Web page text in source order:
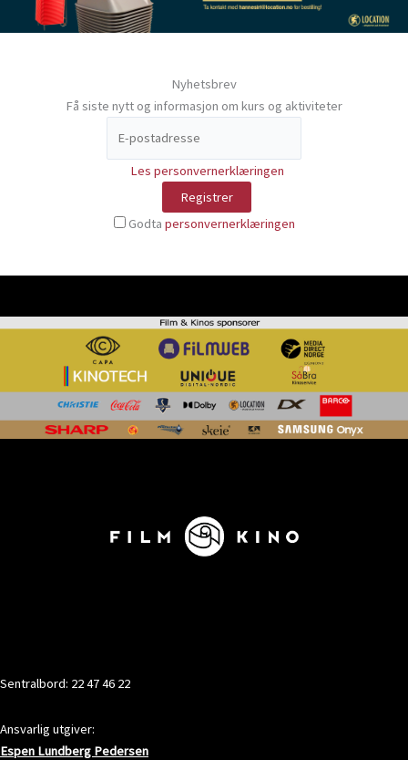
Nyhetsbrev
Få siste nytt og informasjon om kurs og aktiviteter
Les personvernerklæringen
Godta personvernerklæringen
Sentralbord: 22 47 46 22
Ansvarlig utgiver:
Espen Lundberg Pedersen